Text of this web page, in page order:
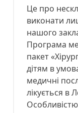
Це про
виконати
нашого
Програма
пакет
дітям в
медичні
лікується в